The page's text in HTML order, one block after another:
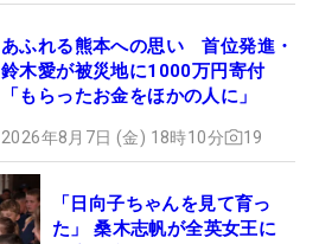
あふれる熊本への思い 首位発進・
鈴木愛が被災地に1000万円寄付
「もらったお金をほかの人に」
2026年8月7日 (金) 18時10分 19
「日向子ちゃんを見て育っ
た」 桑木志帆が全英女王に